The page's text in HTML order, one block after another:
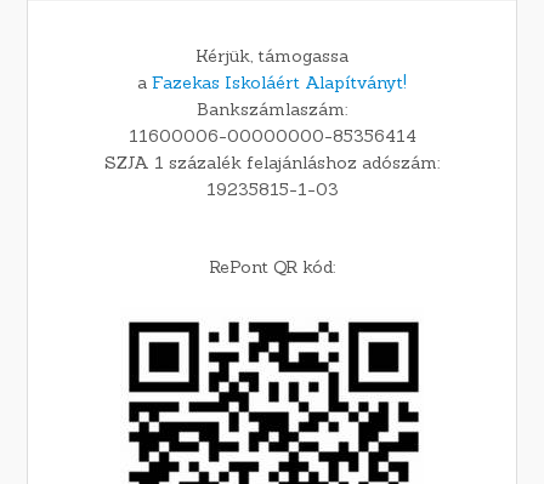
Kérjük, támogassa
a Fazekas Iskoláért Alapítványt!
Bankszámlaszám:
11600006-00000000-85356414
SZJA 1 százalék felajánláshoz adószám:
19235815-1-03
RePont QR kód: